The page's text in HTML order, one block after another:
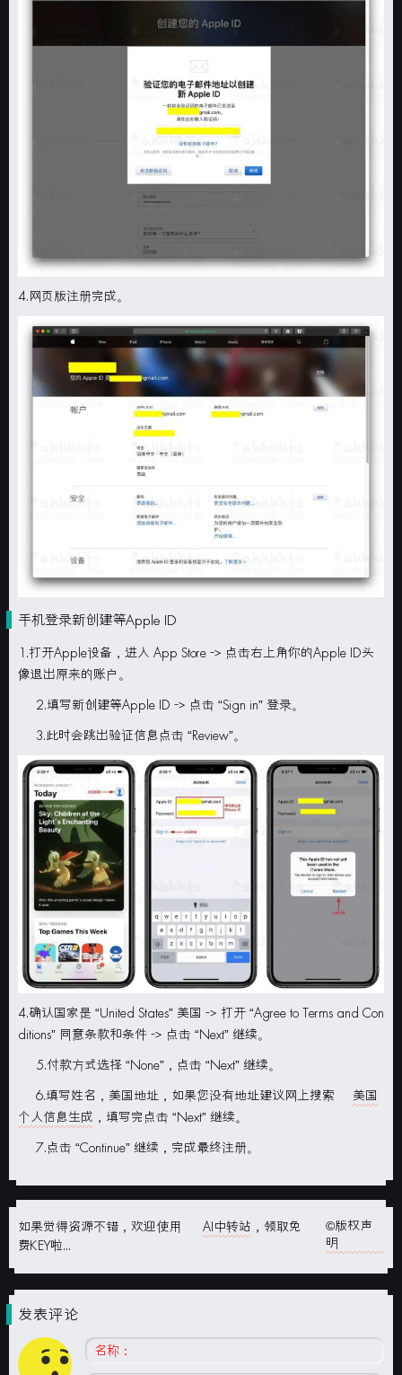
4.网页版注册完成。
手机登录新创建等Apple ID
1.打开Apple设备，进入 App Store -> 点击右上角你的Apple ID头
像退出原来的账户。
2.填写新创建等Apple ID -> 点击 “Sign in” 登录。
3.此时会跳出验证信息点击 “Review”。
4.确认国家是 “United States” 美国 -> 打开 “Agree to Terms and Con
ditions” 同意条款和条件 -> 点击 “Next” 继续。
5.付款方式选择 “None”，点击 “Next” 继续。
6.填写姓名，美国地址，如果您没有地址建议网上搜索
美国
个人信息生成 ，填写完点击 “Next” 继续。
7.点击 “Continue” 继续，完成最终注册。
如果觉得资源不错，欢迎使用 AI中转站 ，领取免
费KEY啦...
©版权声
明
发表评论